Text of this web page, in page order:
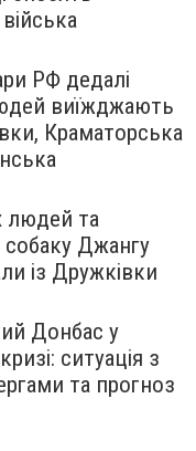
РФ дедалі
виїжджають
Краматорська
людей та
собаку Джангу
із Дружківки
Донбас у
ситуація з
та прогноз